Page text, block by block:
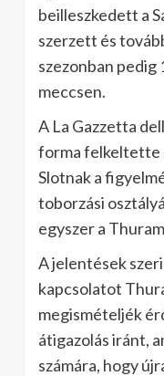
beilleszkedett a
szerzett és
szezonban pedig
meccsen.
A La Gazzetta
forma felkeltette
Slotnak a
toborzási
egyszer a
A jelentések
kapcsolatot
megismételjék
átigazolás iránt,
számára, hogy